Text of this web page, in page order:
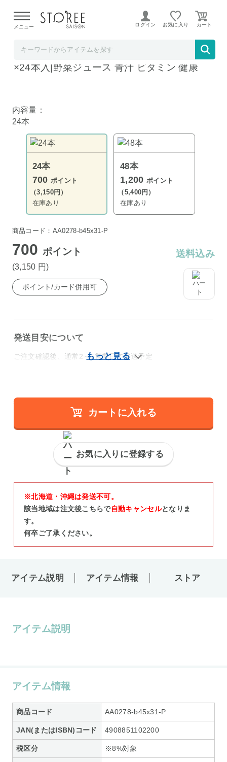
よる配送遅延が発生しております。
メニュー ログイン お気に入り
南日本酪農協同 Oh!宮崎 青汁 125ml紙パック
×24本入|野菜ジュース 青汁 ビタミン 健康
内容量：
24本
24本
700ポイント
（3,150円）
在庫あり
48本
1,200 ポイント
（5,400円）
在庫あり
商品コード：AA0278-b45x31-P
700ポイント
(3,150 円)
送料込み
ポイント/カード併用可
発送目安について
ご注文確認後、通常2～5営業日で発送予定
カートに入れる
お気に入りに登録する
※北海道・沖縄は発送不可。
該当地域は注文後こちらで自動キャンセルとなりま
す。
何卒ご了承ください。
アイテム説明 アイテム情報 ストア
アイテム説明
アイテム情報
商品コード AA0278-b45x31-P
JAN(またはISBN)コード 4908851102200
税区分 ※8%対象